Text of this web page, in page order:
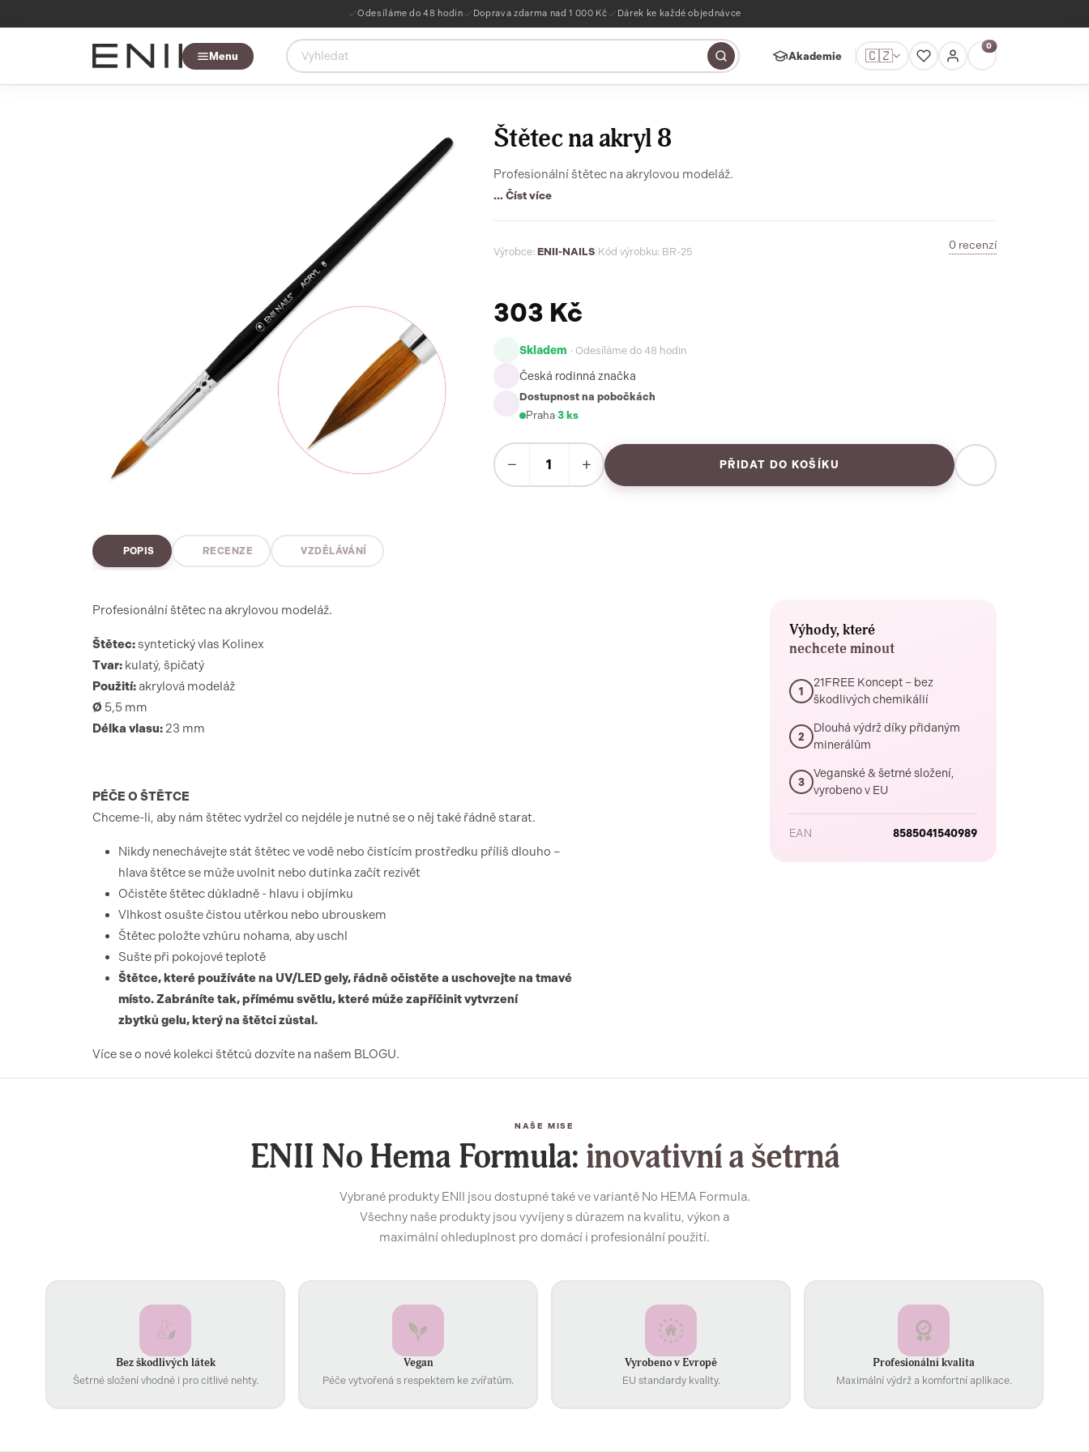
Odesíláme do 48 hodin Doprava zdarma nad 1 000 Kč Dárek ke každé objednávce
Menu Akademie 🇨🇿
0
Štětec na akryl 8
Profesionální štětec na akrylovou modeláž.
... Číst více
Výrobce: ENII-NAILS Kód výrobku: BR-25
0 recenzí
303 Kč
Skladem · Odesíláme do 48 hodin
Česká rodinná značka
Dostupnost na pobočkách
Praha·3 ks
− + PŘIDAT DO KOŠÍKU
POPIS RECENZE VZDĚLÁVÁNÍ
Profesionální štětec na akrylovou modeláž.
Štětec:syntetický vlas Kolinex
Tvar: kulatý, špičatý
Použití: akrylová modeláž
Ø 5,5 mm
Délka vlasu: 23 mm
PÉČE O ŠTĚTCE
Chceme-li, aby nám štětec vydržel co nejdéle je nutné se o něj také řádně starat.
Nikdy nenechávejte stát štětec ve vodě nebo čistícím prostředku příliš dlouho –
hlava štětce se může uvolnit nebo dutinka začít rezivět
Očistěte štětec důkladně - hlavu i objímku
Vlhkost osušte čistou utěrkou nebo ubrouskem
Štětec položte vzhůru nohama, aby uschl
Sušte při pokojové teplotě
Štětce, které používáte na UV/LED gely, řádně očistěte a uschovejte na tmavé
místo. Zabráníte tak, přímému světlu, které může zapříčinit vytvrzení
zbytků gelu, který na štětci zůstal.
Více se o nové kolekci štětců dozvíte na našem BLOGU.
Výhody, které
nechcete minout
1
21FREE Koncept – bez
škodlivých chemikálií
2
Dlouhá výdrž díky přidaným
minerálům
3
Veganské & šetrné složení,
vyrobeno v EU
EAN 8585041540989
NAŠE MISE
ENII No Hema Formula: inovativní a šetrná
Vybrané produkty ENII jsou dostupné také ve variantě No HEMA Formula.
Všechny naše produkty jsou vyvíjeny s důrazem na kvalitu, výkon a
maximální ohleduplnost pro domácí i profesionální použití.
Bez škodlivých látek
Šetrné složení vhodné i pro citlivé nehty.
Vegan
Péče vytvořená s respektem ke zvířatům.
Vyrobeno v Evropě
EU standardy kvality.
Profesionální kvalita
Maximální výdrž a komfortní aplikace.